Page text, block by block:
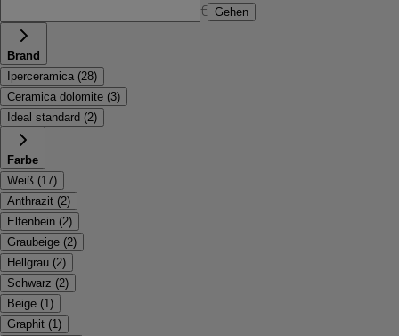
€ Gehen
Brand
Iperceramica (28)
Ceramica dolomite (3)
Ideal standard (2)
Farbe
Weiß (17)
Anthrazit (2)
Elfenbein (2)
Graubeige (2)
Hellgrau (2)
Schwarz (2)
Beige (1)
Graphit (1)